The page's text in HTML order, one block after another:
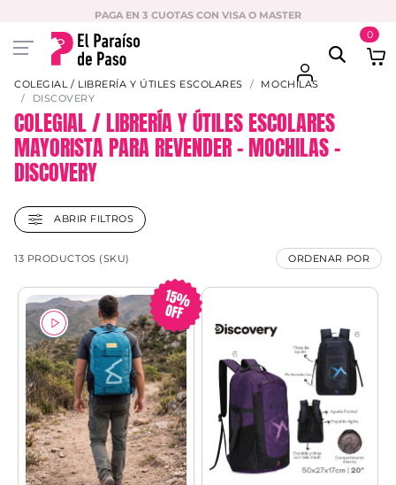
PAGA EN 3 CUOTAS CON VISA O MASTER
0
COLEGIAL / LIBRERÍA Y ÚTILES ESCOLARES
MOCHILAS
DISCOVERY
COLEGIAL / LIBRERÍA Y ÚTILES ESCOLARES
MAYORISTA PARA REVENDER – MOCHILAS –
DISCOVERY
ABRIR FILTROS
13 PRODUCTOS (SKU) ORDENAR POR
15%
OFF